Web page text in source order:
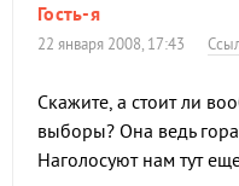
Гость-я
22 января 2008, 17:43
Скажите, а стоит ли
выборы? Она ведь
Наголосуют нам тут